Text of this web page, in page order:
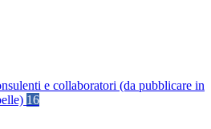
e collaboratori (da pubblicare in
16